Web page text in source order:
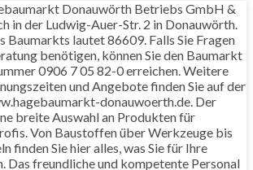
Donauwörth Betriebs GmbH &
in der Ludwig-Auer-Str. 2 in Donauwörth.
Baumarkts lautet 86609. Falls Sie Fragen
benötigen, können Sie den Baumarkt
0906 7 05 82-0 erreichen. Weitere
und Angebote finden Sie auf der
donauwoerth.de. Der
breite Auswahl an Produkten für
Von Baustoffen über Werkzeuge bis
finden Sie hier alles, was Sie für Ihre
Das freundliche und kompetente Personal